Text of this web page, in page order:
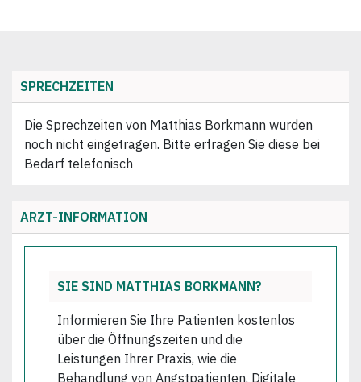
SPRECHZEITEN
Die Sprechzeiten von Matthias Borkmann wurden
noch nicht eingetragen. Bitte erfragen Sie diese bei
Bedarf telefonisch
ARZT-INFORMATION
SIE SIND MATTHIAS BORKMANN?
Informieren Sie Ihre Patienten kostenlos
über die Öffnungszeiten und die
Leistungen Ihrer Praxis, wie die
Behandlung von Angstpatienten, Digitale